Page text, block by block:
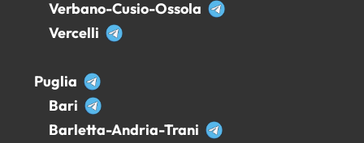
Verbano-Cusio-Ossola
Vercelli
Puglia
Bari
Barletta-Andria-Trani